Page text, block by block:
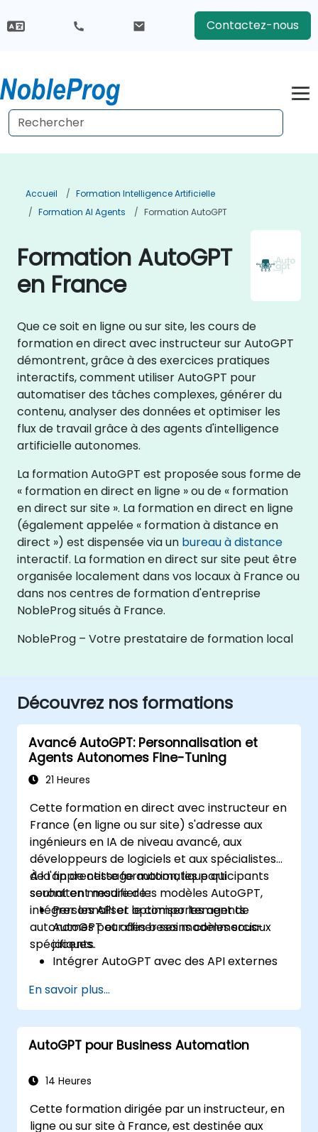
Contactez-nous
Accueil
Formation Intelligence Artificielle
Formation AI Agents
Formation AutoGPT
Formation AutoGPT
en France
Que ce soit en ligne ou sur site, les cours de
formation en direct avec instructeur sur AutoGPT
démontrent, grâce à des exercices pratiques
interactifs, comment utiliser AutoGPT pour
automatiser des tâches complexes, générer du
contenu, analyser des données et optimiser les
flux de travail grâce à des agents d'intelligence
artificielle autonomes.
La formation AutoGPT est proposée sous forme de
« formation en direct en ligne » ou de « formation
en direct sur site ». La formation en direct en ligne
(également appelée « formation à distance en
direct ») est dispensée via un bureau à distance
interactif. La formation en direct sur site peut être
organisée localement dans vos locaux à France ou
dans nos centres de formation d'entreprise
NobleProg situés à France.
NobleProg – Votre prestataire de formation local
Découvrez nos formations
Avancé AutoGPT: Personnalisation et
Agents Autonomes Fine-Tuning
21 Heures
Cette formation en direct avec instructeur en
France (en ligne ou sur site) s'adresse aux
ingénieurs en IA de niveau avancé, aux
développeurs de logiciels et aux spécialistes
de l'apprentissage automatique qui
souhaitent modifier les modèles AutoGPT,
intégrer les API et optimiser les agents
autonomes pour des besoins commerciaux
spécifiques.
À la fin de cette formation, les participants
seront en mesure de :
Personnaliser le comportement de
AutoGPT et affiner ses modèles sous-
jacents.
Intégrer AutoGPT avec des API externes
Améliorer l'efficacité de la prise de
décision et de l'exécution des tâches de
AutoGPT.
Optimiser l'utilisation des ressources et
En savoir plus...
AutoGPT pour Business Automation
14 Heures
Cette formation dirigée par un instructeur, en
ligne ou sur site à France, est destinée aux